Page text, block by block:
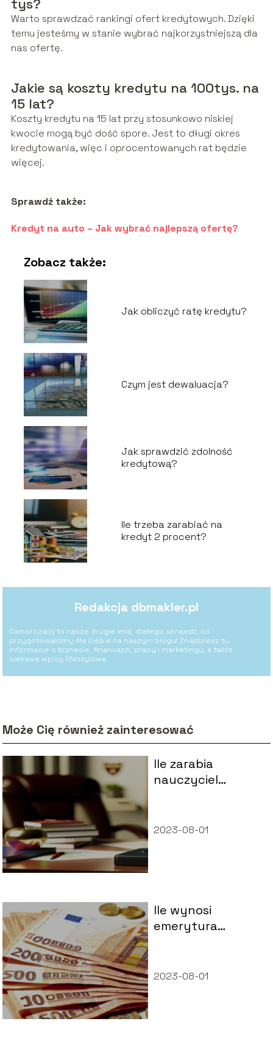
tys?
Warto sprawdzać rankingi ofert kredytowych. Dzięki
temu jesteśmy w stanie wybrać najkorzystniejszą dla
nas ofertę.
Jakie są koszty kredytu na 100tys. na
15 lat?
Koszty kredytu na 15 lat przy stosunkowo niskiej
kwocie mogą być dość spore. Jest to długi okres
kredytowania, więc i oprocentowanych rat będzie
więcej.
Sprawdź także:
Kredyt na auto – Jak wybrać najlepszą ofertę?
Zobacz także:
Jak obliczyć ratę kredytu?
Czym jest dewaluacja?
Jak sprawdzić zdolność
kredytową?
Ile trzeba zarabiać na
kredyt 2 procent?
Redakcja dbmakler.pl
Samorozwój to nasze drugie imię, dlatego sprawdź, co
przygotowaliśmy dla Ciebie na naszym blogu! Znajdziesz tu
informacje o biznesie, finansach, pracy i marketingu, a także
ciekawe wpisy lifestylowe.
Może Cię również zainteresować
Ile zarabia
nauczyciel
2023-08-01
Ile wynosi
emerytura
2023-08-01